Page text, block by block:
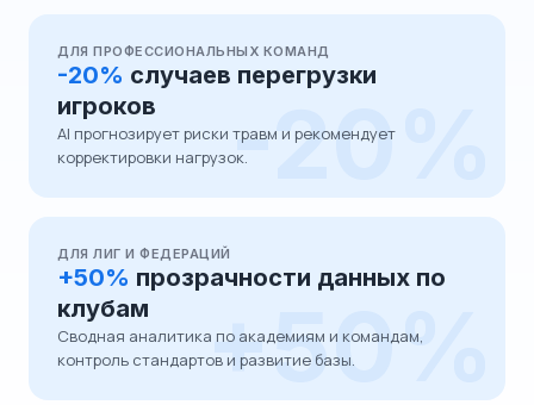
-20%
ДЛЯ ПРОФЕССИОНАЛЬНЫХ КОМАНД
-20% случаев перегрузки
игроков
AI прогнозирует риски травм и рекомендует
корректировки нагрузок.
+50%
ДЛЯ ЛИГ И ФЕДЕРАЦИЙ
+50% прозрачности данных по
клубам
Сводная аналитика по академиям и командам,
контроль стандартов и развитие базы.